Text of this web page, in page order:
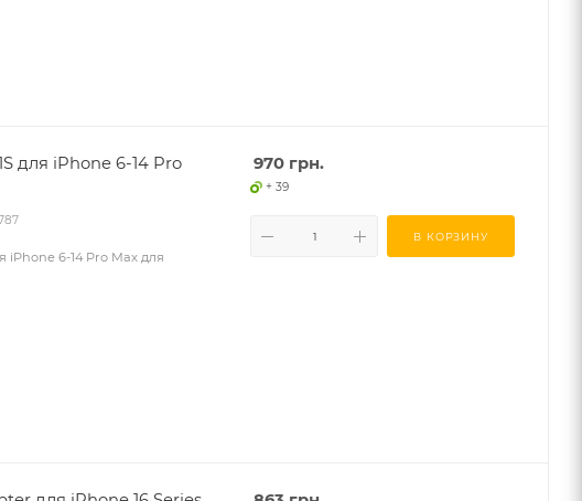
для iPhone 6-14 Pro
iPhone 6-14 Pro Max для
970 грн.
+ 39
В КОРЗИНУ